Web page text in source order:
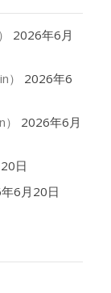
2026年6月
2026年6
2026年6月
日
6月20日